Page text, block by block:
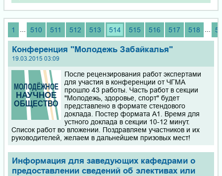
1 510 511 512 513 514 515 516 517 518
Конференция "Молодежь Забайкалья"
19.03.2015 03:09
После рецензирования работ экспертами
для участия в конференции от ЧГМА
прошло 43 работы. Часть работ в секции
"Молодежь, здоровье, спорт" будет
представлено в формате стендового
доклада. Постер формата А1. Время для
устного доклада в секции 10-12 минут.
Список работ во вложении. Поздравляем участников и их
руководителей, желаем в дальнейшем призовых мест!
Информация для заведующих кафедрами о
предоставлении сведений об элективах или